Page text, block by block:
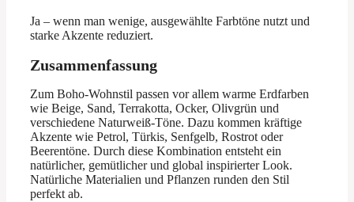
Ja – wenn man wenige, ausgewählte Farbtöne nutzt und
starke Akzente reduziert.
Zusammenfassung
Zum Boho-Wohnstil passen vor allem warme Erdfarben
wie Beige, Sand, Terrakotta, Ocker, Olivgrün und
verschiedene Naturweiß-Töne. Dazu kommen kräftige
Akzente wie Petrol, Türkis, Senfgelb, Rostrot oder
Beerentöne. Durch diese Kombination entsteht ein
natürlicher, gemütlicher und global inspirierter Look.
Natürliche Materialien und Pflanzen runden den Stil
perfekt ab.